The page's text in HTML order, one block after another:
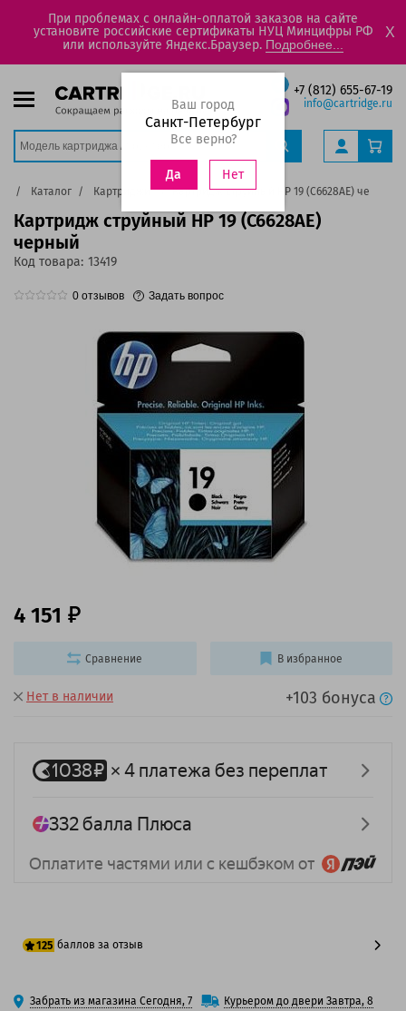
При проблемах с онлайн-оплатой заказов на сайте
установите российские сертификаты НУЦ Минцифры РФ
или используйте Яндекс.Браузер. Подробнее...
X
+7 (812) 655-67-19
info@cartridge.ru
Ваш город
Санкт-Петербург
Все верно?
Да Нет
Каталог Картриджи Картридж струйный HP 19 (C6628AE) черный
Картридж струйный HP 19 (C6628AE)
черный
Код товара: 13419
0 отзывов Задать вопрос
Нет в наличии +103 бонуса
4 151
125 баллов за отзыв
100 баллов
Забрать из магазина Сегодня, 7
Курьером до двери Завтра, 8
Сравнение В избранное